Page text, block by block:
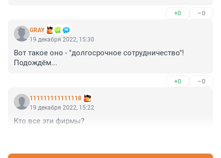
+0 –0
GRAY
19 декабря 2022, 15:30
Вот такое оно - "долгосрочное сотрудничество"!
Подождём...
+0 –0
111111111111118
19 декабря 2022, 15:22
Кто все эти фирмы?